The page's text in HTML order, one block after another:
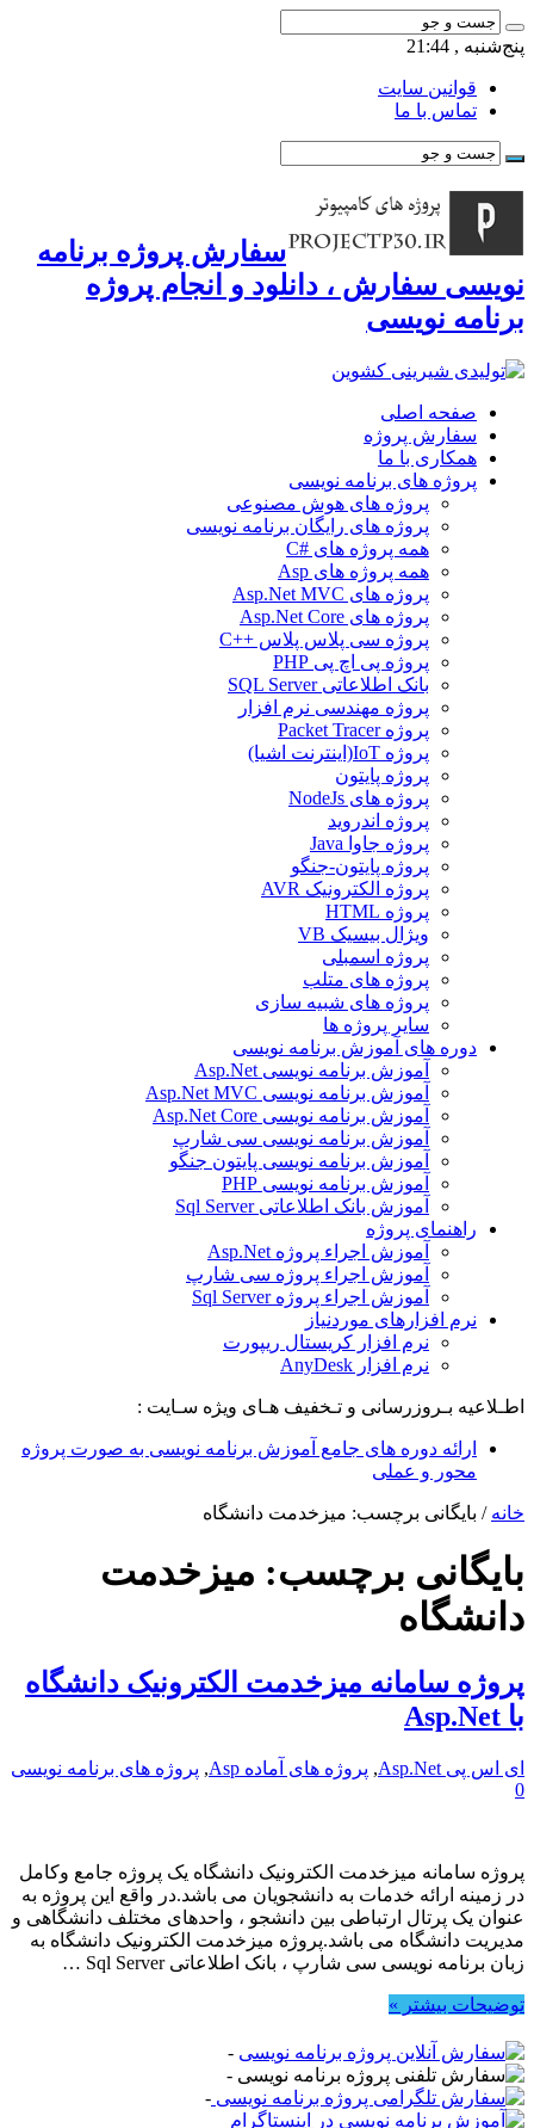
پنج‌شنبه , 21:44
قوانین سایت
تماس با ما
سفارش پروژه برنامه
نویسی سفارش ، دانلود و انجام پروژه
برنامه نویسی
صفحه اصلی
سفارش پروژه
همکاری با ما
پروژه های برنامه نویسی
پروژه های هوش مصنوعی
پروژه های رایگان برنامه نویسی
همه پروژه های #C
همه پروژه های Asp
پروژه های Asp.Net MVC
پروژه های Asp.Net Core
پروژه سی پلاس پلاس ++C
پروژه پی اچ پی PHP
بانک اطلاعاتی SQL Server
پروژه مهندسی نرم افزار
پروژه Packet Tracer
پروژه IoT(اینترنت اشیا)
پروژه پایتون
پروژه های NodeJs
پروژه اندروید
پروژه جاوا Java
پروژه پایتون-جنگو
پروژه الکترونیک AVR
پروژه HTML
ویژال بیسیک VB
پروژه اسمبلی
پروژه های متلب
پروژه های شبیه سازی
سایر پروژه ها
دوره های آموزش برنامه نویسی
آموزش برنامه نویسی Asp.Net
آموزش برنامه نویسی Asp.Net MVC
آموزش برنامه نویسی Asp.Net Core
آموزش برنامه نویسی سی شارپ
آموزش برنامه نویسی پایتون جنگو
آموزش برنامه نویسی PHP
آموزش بانک اطلاعاتی Sql Server
راهنمای پروژه
آموزش اجراء پروژه Asp.Net
آموزش اجراء پروژه سی شارپ
آموزش اجراء پروژه Sql Server
نرم افزارهای موردنیاز
نرم افزار کریستال ریپورت
نرم افزار AnyDesk
اطـلاعیه بـروزرسانی و تـخفیف هـای ویژه سـایت :
ارائه دوره های جامع آموزش برنامه نویسی به صورت پروژه
محور و عملی
خانه / بایگانی برچسب: میزخدمت دانشگاه
بایگانی برچسب: میزخدمت
دانشگاه
پروژه سامانه میزخدمت الکترونیک دانشگاه
با Asp.Net
ای اس پی Asp.Net , پروژه های آماده Asp , پروژه های برنامه نویسی
0
پروژه سامانه میزخدمت الکترونیک دانشگاه یک پروژه جامع وکامل
در زمینه ارائه خدمات به دانشجویان می باشد.در واقع این پروژه به
عنوان یک پرتال ارتباطی بین دانشجو ، واحدهای مختلف دانشگاهی و
مدیریت دانشگاه می باشد.پروژه میزخدمت الکترونیک دانشگاه به
زبان برنامه نویسی سی شارپ ، بانک اطلاعاتی Sql Server …
توضیحات بیشتر »
-
-
-